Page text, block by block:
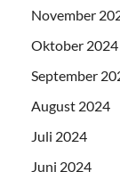
November
Oktober 2024
September
August 2024
Juli 2024
Juni 2024